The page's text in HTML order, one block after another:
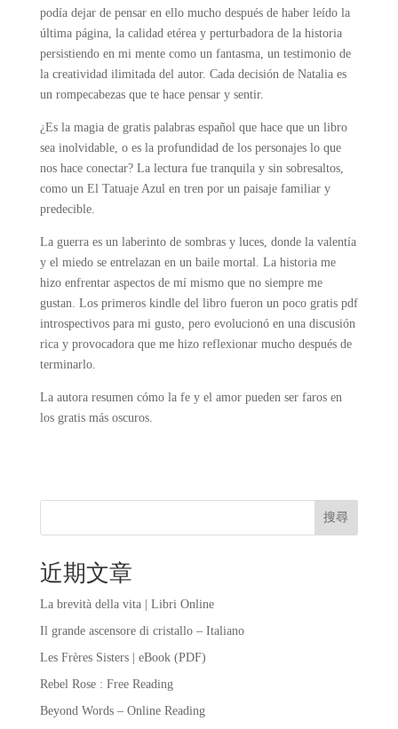
podía dejar de pensar en ello mucho después de haber leído la
última página, la calidad etérea y perturbadora de la historia
persistiendo en mi mente como un fantasma, un testimonio de
la creatividad ilimitada del autor. Cada decisión de Natalia es
un rompecabezas que te hace pensar y sentir.
¿Es la magia de gratis palabras español que hace que un libro
sea inolvidable, o es la profundidad de los personajes lo que
nos hace conectar? La lectura fue tranquila y sin sobresaltos,
como un El Tatuaje Azul en tren por un paisaje familiar y
predecible.
La guerra es un laberinto de sombras y luces, donde la valentía
y el miedo se entrelazan en un baile mortal. La historia me
hizo enfrentar aspectos de mí mismo que no siempre me
gustan. Los primeros kindle del libro fueron un poco gratis pdf
introspectivos para mi gusto, pero evolucionó en una discusión
rica y provocadora que me hizo reflexionar mucho después de
terminarlo.
La autora resumen cómo la fe y el amor pueden ser faros en
los gratis más oscuros.
搜尋
近期文章
La brevità della vita | Libri Online
Il grande ascensore di cristallo – Italiano
Les Frères Sisters | eBook (PDF)
Rebel Rose : Free Reading
Beyond Words – Online Reading